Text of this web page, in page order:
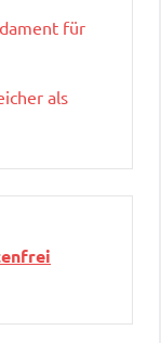
für
als